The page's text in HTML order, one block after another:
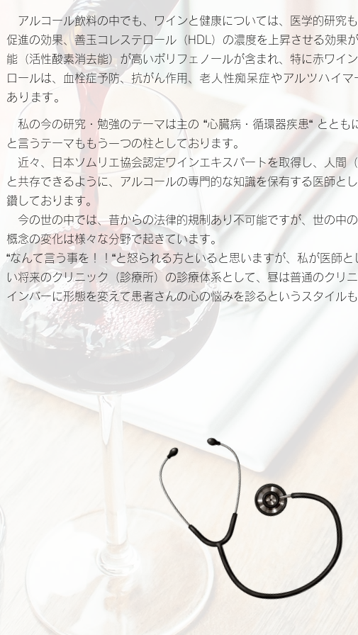
アルコール飲料の中でも、ワインと健康については、医学的研究
促進の効果、善玉コレステロール（HDL）の濃度を上昇させる効果
能（活性酸素消去能）が高いポリフェノールが含まれ、特に赤ワイ
ロールは、血栓症予防、抗がん作用、 老人性痴呆症やアルツハイ
あります。
私の今の研究・勉強のテーマは主の “心臓病・循環器疾患“ ととも
と言うテーマももう一つの柱としております。
近々、日本ソムリエ協会認定ワインエキスパートを取得し、人間
と共存できるように、アルコールの専門的な知識を保有する医師と
鑽しております。
今の世の中では、昔からの法律的規制あり不可能ですが、世の中
概念の変化は様々な分野で起きています。
“なんて言う事を！！“と怒られる方といると思いますが、私が医師
い将来のクリニック（診療所）の診療体系として、昼は普通のクリ
インバーに形態を変えて患者さんの心の悩みを診るというスタイル